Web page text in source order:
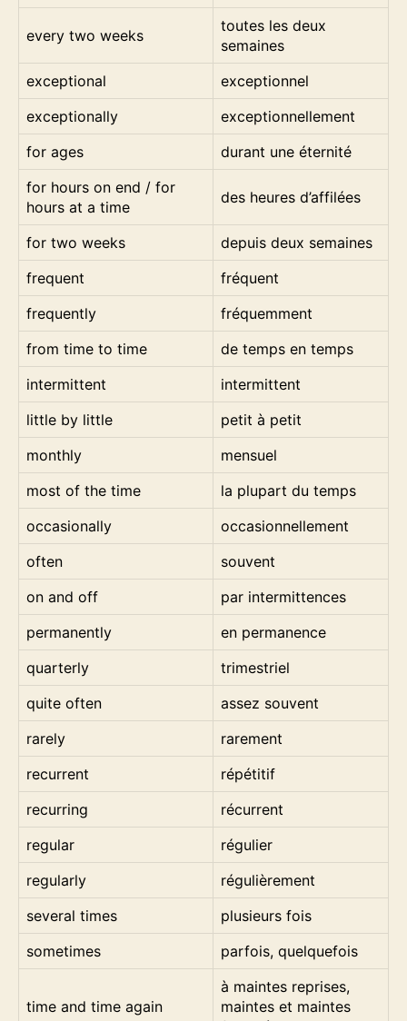
every two weeks
toutes les deux
semaines
exceptional
exceptionnel
exceptionally
exceptionnellement
for ages
durant une éternité
for hours on end / for
hours at a time
des heures d’affilées
for two weeks
depuis deux semaines
frequent
fréquent
frequently
fréquemment
from time to time
de temps en temps
intermittent
intermittent
little by little
petit à petit
monthly
mensuel
most of the time
la plupart du temps
occasionally
occasionnellement
often
souvent
on and off
par intermittences
permanently
en permanence
quarterly
trimestriel
quite often
assez souvent
rarely
rarement
recurrent
répétitif
recurring
récurrent
regular
régulier
regularly
régulièrement
several times
plusieurs fois
sometimes
parfois, quelquefois
time and time again
à maintes reprises,
maintes et maintes